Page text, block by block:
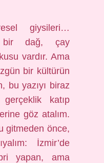
giysileri…
bir dağ, çay
vardır. Ama
bir kültürün
bu yazıyı biraz
katıp
göz atalım.
gitmeden önce,
İzmir’de
yapan, ama